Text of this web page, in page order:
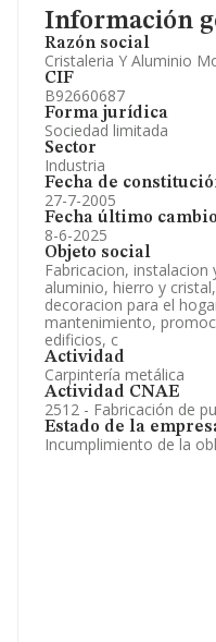
Información
Razón social
Cristaleria Y Aluminio
CIF
B92660687
Forma jurídica
Sociedad limitada
Sector
Industria
Fecha de
27-7-2005
Fecha último cambio
8-6-2025
Objeto social
Fabricacion,
aluminio, hierro y
decoracion para el
mantenimiento,
edificios, c
Actividad
Carpintería metálica
Actividad CNAE
2512 - Fabricación de
Estado de la
Incumplimiento de la
Información oficial